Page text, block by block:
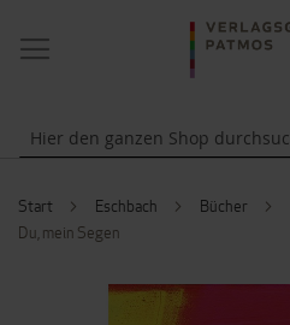
NAVIGATION
UMSCHALTEN
Start Eschbach Bücher
Du, mein Segen